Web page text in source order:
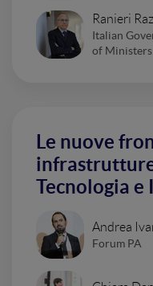
Ranieri
Italian
of
Le nuove
Tecnologia e
Andrea
Forum PA